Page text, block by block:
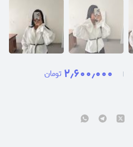
۲٫۶۰۰٫۰۰۰ تومان